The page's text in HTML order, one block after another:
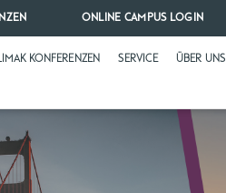
ONLINE CAMPUS LOGIN
KONFERENZEN SERVICE ÜBER UNS